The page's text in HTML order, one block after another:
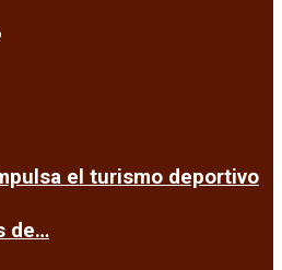
el turismo deportivo
de…